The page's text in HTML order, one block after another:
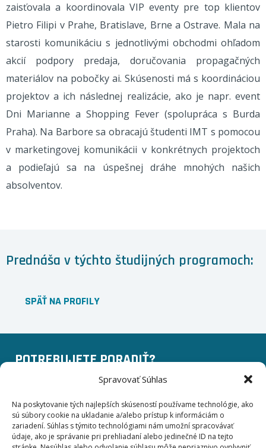
Spravovať Súhlas
Na poskytovanie tých najlepších skúseností používame technológie, ako
sú súbory cookie na ukladanie a/alebo prístup k informáciám o
zariadení. Súhlas s týmito technológiami nám umožní spracovávať
údaje, ako je správanie pri prehliadaní alebo jedinečné ID na tejto
zaisťovala a koordinovala VIP eventy pre top klientov
Pietro Filipi v Prahe, Bratislave, Brne a Ostrave. Mala na
starosti komunikáciu s jednotlivými obchodmi ohľadom
akcií podpory predaja, doručovania propagačných
materiálov na pobočky ai. Skúsenosti má s koordináciou
projektov a ich následnej realizácie, ako je napr. event
Dni Marianne a Shopping Fever (spolupráca s Burda
Praha). Na Barbore sa obracajú študenti IMT s pomocou
v marketingovej komunikácii v konkrétnych projektoch
a podieľajú sa na úspešnej dráhe mnohých našich
absolventov.
Prednáša v týchto študijných programoch:
SPÄŤ NA PROFILY
POTREBUJETE PORADIŤ?
+420 775 757 140
info@businessinstitut.cz